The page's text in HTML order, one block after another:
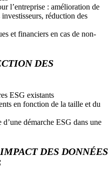
l’entreprise : amélioration de
réduction des
et financiers en cas de non-
DES
ESG existants
en fonction de la taille et du
démarche ESG dans une
DES DONNÉES